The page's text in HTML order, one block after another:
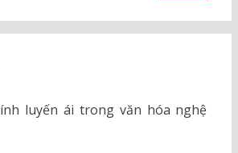
luyến ái trong văn hóa nghệ